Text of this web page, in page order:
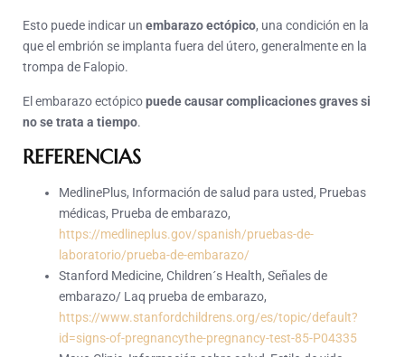
Esto puede indicar un embarazo ectópico, una condición en la
que el embrión se implanta fuera del útero, generalmente en la
trompa de Falopio.
El embarazo ectópicopuede causar complicaciones graves si
no se trata a tiempo.
REFERENCIAS
MedlinePlus, Información de salud para usted, Pruebas
médicas, Prueba de embarazo,
https://medlineplus.gov/spanish/pruebas-de-
laboratorio/prueba-de-embarazo/
Stanford Medicine, Children´s Health, Señales de
embarazo/ Laq prueba de embarazo,
https://www.stanfordchildrens.org/es/topic/default?
id=signs-of-pregnancythe-pregnancy-test-85-P04335